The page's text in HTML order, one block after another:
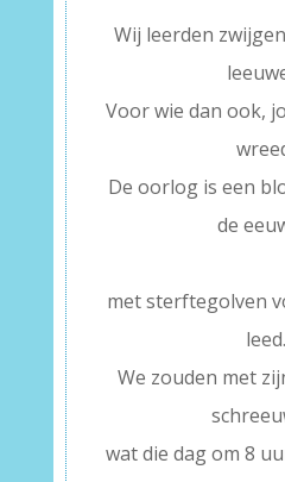
Wij leerden
Voor wie dan ook,
De oorlog is een
de
met sterftegolven
leed.
We zouden met
wat die dag om 8